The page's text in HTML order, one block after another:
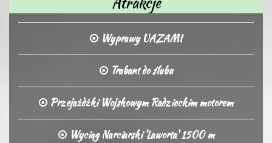
Wyprawy UAZAMI
Trabant do ślubu
Przejażdżki Wojskowym Radzieckim motorem
Wyciąg Narciarski 'Laworta' 1500 m